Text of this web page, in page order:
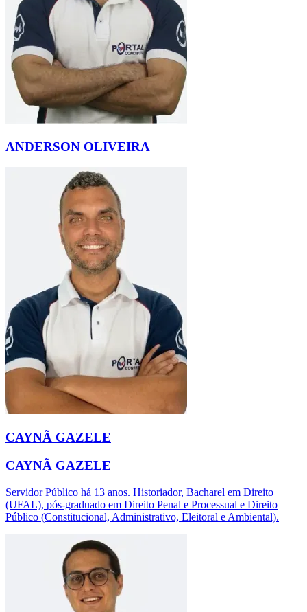
ANDERSON OLIVEIRA
CAYNÃ GAZELE
CAYNÃ GAZELE
Servidor Público há 13 anos. Historiador, Bacharel em Direito
(UFAL), pós-graduado em Direito Penal e Processual e Direito
Público (Constitucional, Administrativo, Eleitoral e Ambiental).